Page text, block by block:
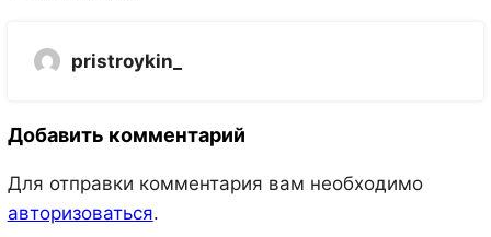
pristroykin_
Добавить комментарий
Для отправки комментария вам необходимо
авторизоваться.